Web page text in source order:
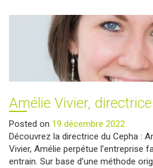
Amélie Vivier,
Posted on 19 décembre 2022
Découvrez la directrice du Cepha :
Vivier, Amélie perpétue l’entreprise
entrain. Sur base d’une méthode